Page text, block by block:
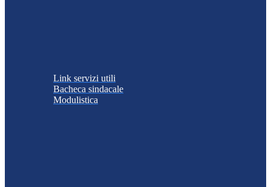
Link servizi utili
Bacheca sindacale
Modulistica